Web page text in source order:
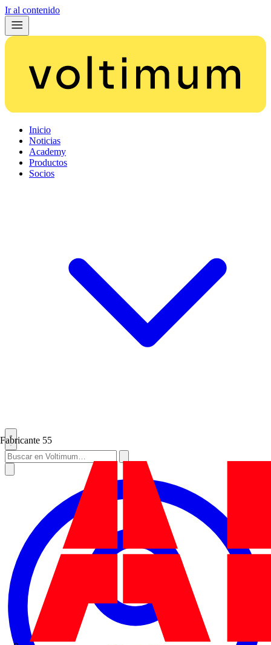
Ir al contenido
Inicio
Noticias
Academy
Productos
Socios
Fabricante 55